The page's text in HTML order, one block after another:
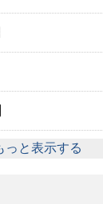
っと表示する